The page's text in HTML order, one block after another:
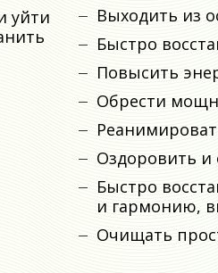
уйти
Выходить из
Быстро
Повысить
Обрести
Оздоровить и
Быстро
и гармонию,
Очищать